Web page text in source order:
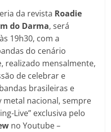
da revista Roadie
do Darma, será
19h30, com a
do cenário
realizado mensalmente,
de celebrar e
brasileiras e
metal nacional, sempre
Live” exclusiva pelo
no Youtube –